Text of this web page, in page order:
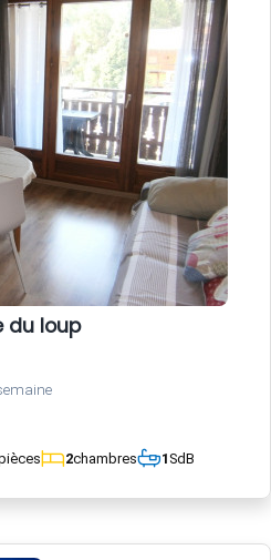
du loup
2chambres 1SdB